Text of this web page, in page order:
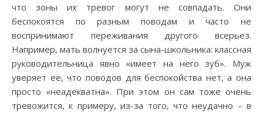
что зоны их тревог могут не совпадать. Они
беспокоятся по разным поводам и часто не
воспринимают переживания другого всерьез.
Например, мать волнуется за сына-школьника: классная
руководительница явно «имеет на него зуб». Муж
уверяет ее, что поводов для беспокойства нет, а она
просто «неадекватна». При этом он сам тоже очень
тревожится, к примеру, из-за того, что неудачно – в